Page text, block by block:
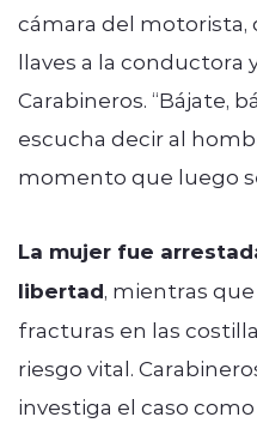
cámara del motorista,
llaves a la conductora
Carabineros. “Bájate,
escucha decir al
momento que luego
La mujer fue
libertad, mientras
fracturas en las
riesgo vital.
investiga el caso